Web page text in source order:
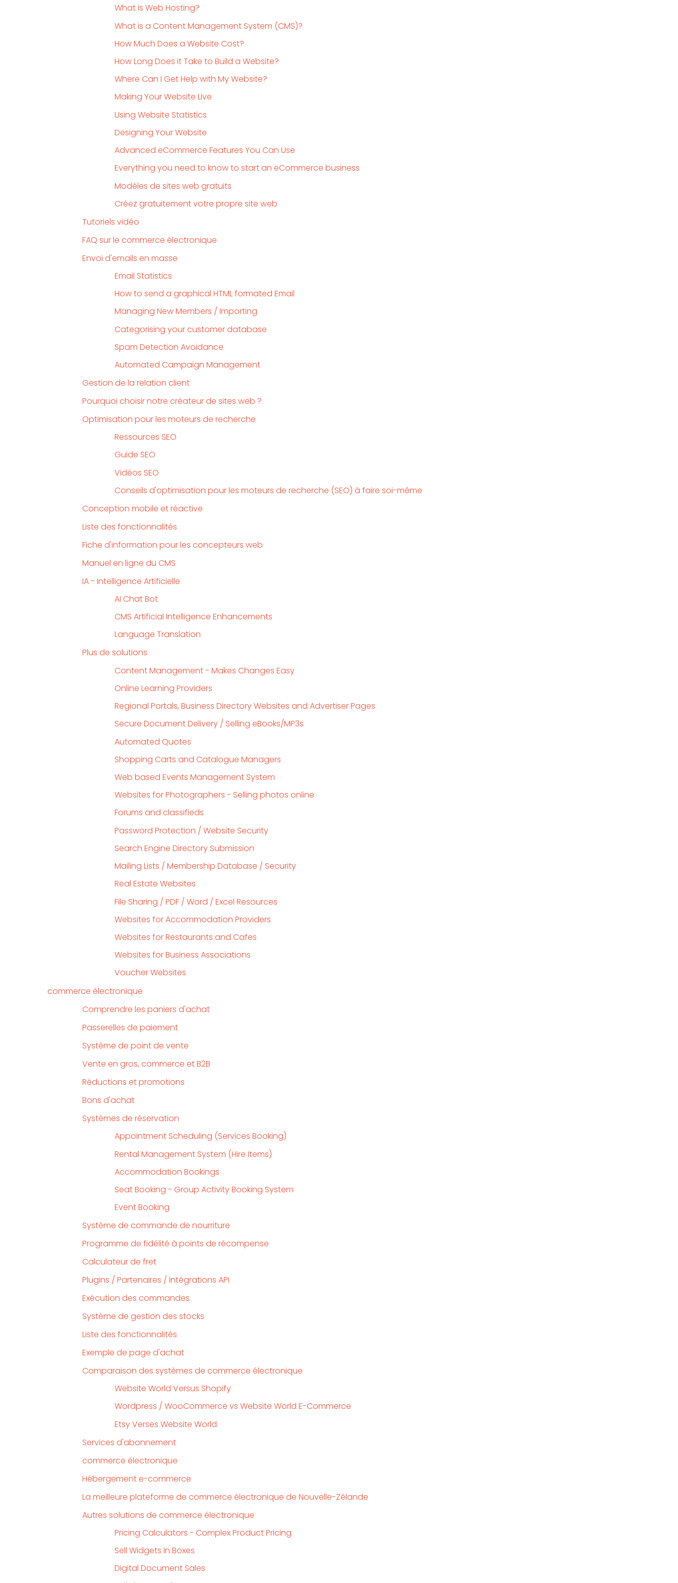
What is Web Hosting?
What is a Content Management System (CMS)?
How Much Does a Website Cost?
How Long Does it Take to Build a Website?
Where Can I Get Help with My Website?
Making Your Website Live
Using Website Statistics
Designing Your Website
Advanced eCommerce Features You Can Use
Everything you need to know to start an eCommerce business
Modèles de sites web gratuits
Créez gratuitement votre propre site web
Tutoriels vidéo
FAQ sur le commerce électronique
Envoi d'emails en masse
Email Statistics
How to send a graphical HTML formated Email
Managing New Members / Importing
Categorising your customer database
Spam Detection Avoidance
Automated Campaign Management
Gestion de la relation client
Pourquoi choisir notre créateur de sites web ?
Optimisation pour les moteurs de recherche
Ressources SEO
Guide SEO
Vidéos SEO
Conseils d'optimisation pour les moteurs de recherche (SEO) à faire soi-même
Conception mobile et réactive
Liste des fonctionnalités
Fiche d'information pour les concepteurs web
Manuel en ligne du CMS
IA - Intelligence Artificielle
AI Chat Bot
CMS Artificial Intelligence Enhancements
Language Translation
Plus de solutions
Content Management - Makes Changes Easy
Online Learning Providers
Regional Portals, Business Directory Websites and Advertiser Pages
Secure Document Delivery / Selling eBooks/MP3s
Automated Quotes
Shopping Carts and Catalogue Managers
Web based Events Management System
Websites for Photographers - Selling photos online
Forums and classifieds
Password Protection / Website Security
Search Engine Directory Submission
Mailing Lists / Membership Database / Security
Real Estate Websites
File Sharing / PDF / Word / Excel Resources
Websites for Accommodation Providers
Websites for Restaurants and Cafes
Websites for Business Associations
Voucher Websites
commerce électronique
Comprendre les paniers d'achat
Passerelles de paiement
Système de point de vente
Vente en gros, commerce et B2B
Réductions et promotions
Bons d'achat
Systèmes de réservation
Appointment Scheduling (Services Booking)
Rental Management System (Hire Items)
Accommodation Bookings
Seat Booking - Group Activity Booking System
Event Booking
Système de commande de nourriture
Programme de fidélité à points de récompense
Calculateur de fret
Plugins / Partenaires / Intégrations API
Exécution des commandes
Système de gestion des stocks
Liste des fonctionnalités
Exemple de page d'achat
Comparaison des systèmes de commerce électronique
Website World Versus Shopify
Wordpress / WooCommerce vs Website World E-Commerce
Etsy Verses Website World
Services d'abonnement
commerce électronique
Hébergement e-commerce
La meilleure plateforme de commerce électronique de Nouvelle-Zélande
Autres solutions de commerce électronique
Pricing Calculators - Complex Product Pricing
Sell Widgets In Boxes
Digital Document Sales